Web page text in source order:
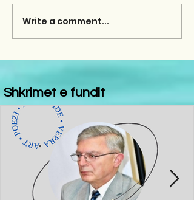
Write a comment...
Shkrimet e fundit